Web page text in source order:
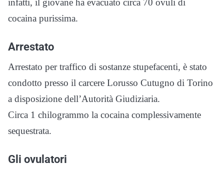
infatti, il giovane ha evacuato circa 70 ovuli di
cocaina purissima.
Arrestato
Arrestato per traffico di sostanze stupefacenti, è stato
condotto presso il carcere Lorusso Cutugno di Torino
a disposizione dell’Autorità Giudiziaria.
Circa 1 chilogrammo la cocaina complessivamente
sequestrata.
Gli ovulatori